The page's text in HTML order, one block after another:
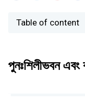
Table of content
পুনঃশিলীভবন এবং